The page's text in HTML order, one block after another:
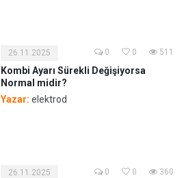
26.11.2025 0 0 511
Kombi Ayarı Sürekli Değişiyorsa
Normal midir?
Yazar: elektrod
26.11.2025 0 0 360